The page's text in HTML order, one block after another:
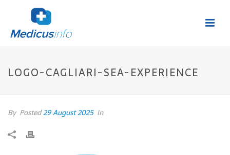
LOGO-CAGLIARI-SEA-EXPERIENCE
By Posted29 August 2025 In